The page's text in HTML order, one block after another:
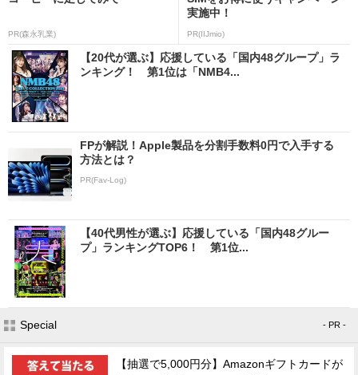
PR(森永乳業)
実施中！
PR(IIJmio)
【20代が選ぶ】応援している「国内48グループ」ラ
ンキング！ 第1位は「NMB4...
FPが解説！Apple製品を分割手数料0円で入手する
方法とは？
PR(Fav-Log)
【40代男性が選ぶ】応援している「国内48グルー
プ」ランキングTOP6！ 第1位...
Special - PR -
【抽選で5,000円分】Amazonギフトカードが